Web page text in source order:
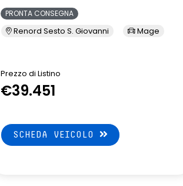
PRONTA CONSEGNA
Renord Sesto S. Giovanni Mage
Prezzo di Listino
€39.451
SCHEDA VEICOLO